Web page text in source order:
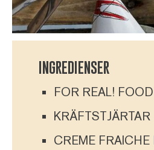
INGREDIENSER
FOR REAL!
KRÄFTSTJÄRTAR
CREME FRAICHE